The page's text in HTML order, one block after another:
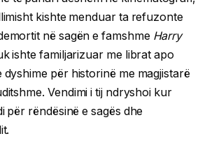
kishte menduar ta refuzonte
në sagën e famshme Harry
ishte familjarizuar me librat apo
dyshime për historinë me magjistarë
Vendimi i tij ndryshoi kur
për rëndësinë e sagës dhe